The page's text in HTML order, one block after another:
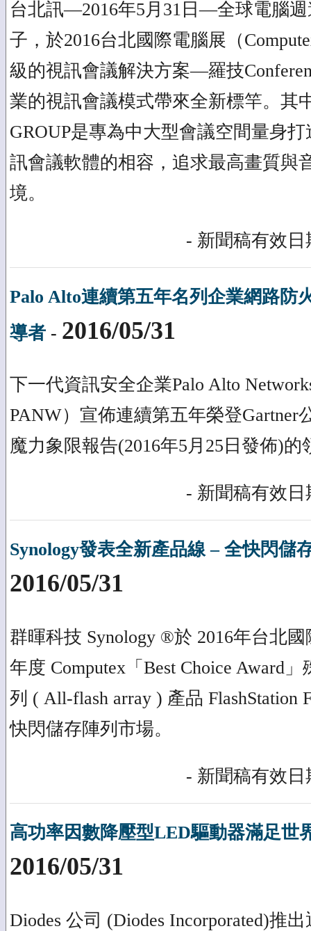
台北訊—2016年5月31日—全球電腦
子，於2016台北國際電腦展（
級的視訊會議解決方案—羅技
業的視訊會議模式帶來全新標竿。其
GROUP是專為中大型會議空間量身
訊會議軟體的相容，追求最高畫質與
境。
- 新聞稿有效日
Palo Alto連續第五年名列企業網路防
導者 - 2016/05/31
下一代資訊安全企業Palo Alto
PANW）宣佈連續第五年榮登Gartner
魔力象限報告(2016年5月25日發佈)的
- 新聞稿有效日
Synology發表全新產品線 – 全快閃儲
2016/05/31
群暉科技 Synology ®於 2016年台北
年度 Computex「Best Choice Award
列 ( All-flash array ) 產品 FlashStation
快閃儲存陣列市場。
- 新聞稿有效日
高功率因數降壓型LED驅動器滿足世
2016/05/31
Diodes 公司 (Diodes Incorporated)推